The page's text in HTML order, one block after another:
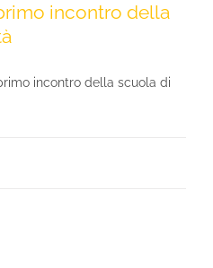
incontro della
incontro della scuola di